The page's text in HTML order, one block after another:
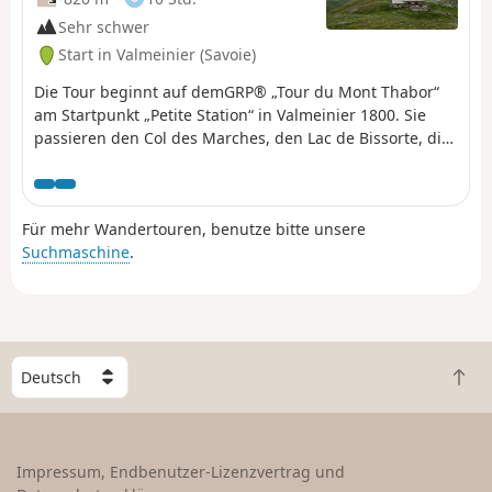
Sehr schwer
Start in Valmeinier (Savoie)
Die Tour beginnt auf demGRP® „Tour du Mont Thabor“
am Startpunkt „Petite Station“ in Valmeinier 1800. Sie
passieren den Col des Marches, den Lac de Bissorte, die
gleichnamigen Pass, den Lac Long und den Lac Rond,
um schließlich zur Refuge du Thabor zu gelangen.
Für mehr Wandertouren, benutze bitte unsere
Suchmaschine.
W
ä
h
e
Z
u
Impressum, Endbenutzer-Lizenzvertrag und